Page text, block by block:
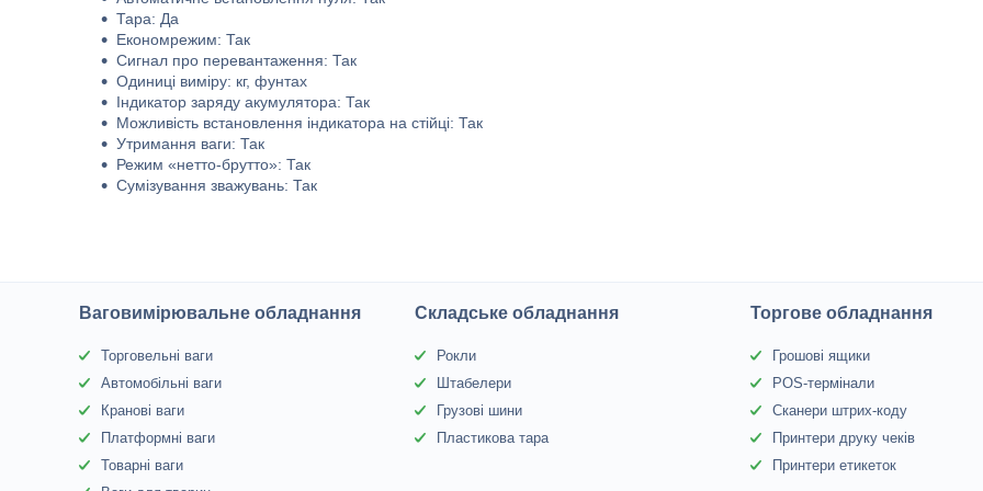
Тара: Да
Економрежим: Так
Сигнал про перевантаження: Так
Одиниці виміру: кг, фунтах
Індикатор заряду акумулятора: Так
Можливість встановлення індикатора на стійці: Так
Утримання ваги: Так
Режим «нетто-брутто»: Так
Сумізування зважувань: Так
Ваговимірювальне обладнання
Торговельні ваги
Автомобільні ваги
Кранові ваги
Платформні ваги
Товарні ваги
Складське обладнання
Рокли
Штабелери
Грузові шини
Пластикова тара
Торгове обладнання
Грошові ящики
POS-термінали
Сканери штрих-коду
Принтери друку чеків
Принтери етикеток